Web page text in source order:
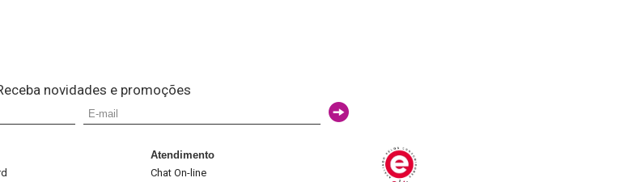
novidades e promoções
Atendimento
Chat On-line